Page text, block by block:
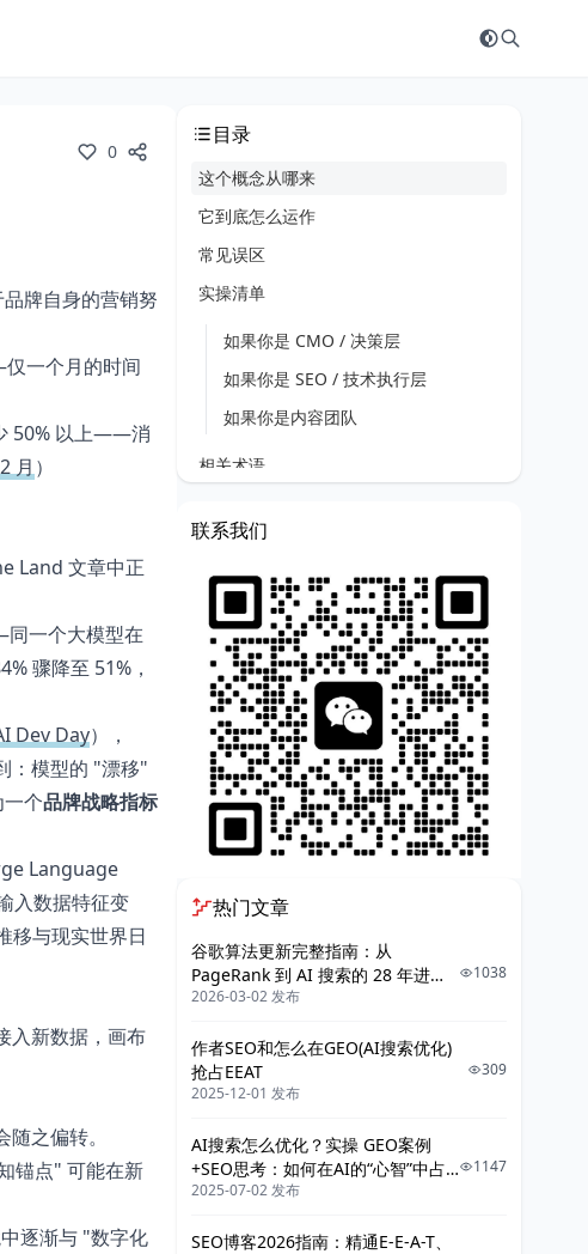
0
牌自身的营销努
一个月的时间
50% 以上——消
月 ）
Land 文章中正
一个大模型在
骤降至 51%，
Dev Day），
：模型的 "漂移"
个品牌战略指标
Language
输入数据特征变
移与现实世界日
入新数据，画布
之偏转。
锚点" 可能在新
逐渐与 "数字化
目录
这个概念从哪来
它到底怎么运作
常见误区
实操清单
如果你是 CMO / 决策层
如果你是 SEO / 技术执行层
如果你是内容团队
相关术语
联系我们
热门文章
谷歌算法更新完整指南：从
PageRank 到 AI 搜索的 28 年进化
史
2026-03-02 发布
1038
作者SEO和怎么在GEO(AI搜索优化)
抢占EEAT
2025-12-01 发布
309
AI搜索怎么优化？实操 GEO案例
+SEO思考：如何在AI的“心智”中占
据一席之地？
2025-07-02 发布
1147
SEO博客2026指南：精通E-E-A-T、